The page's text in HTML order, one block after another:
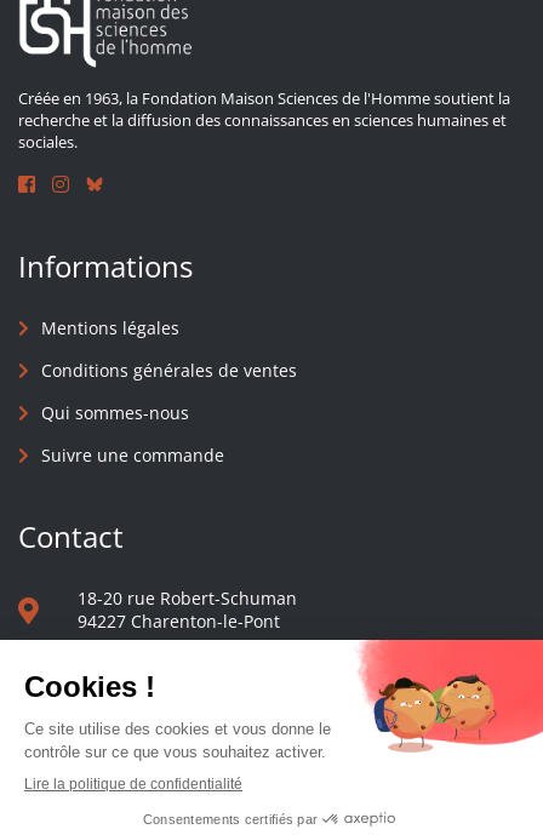
Créée en 1963, la Fondation Maison Sciences de l'Homme soutient la
recherche et la diffusion des connaissances en sciences humaines et
sociales.
Informations
Mentions légales
Conditions générales de ventes
Qui sommes-nous
Suivre une commande
Contact
18-20 rue Robert-Schuman
94227 Charenton-le-Pont